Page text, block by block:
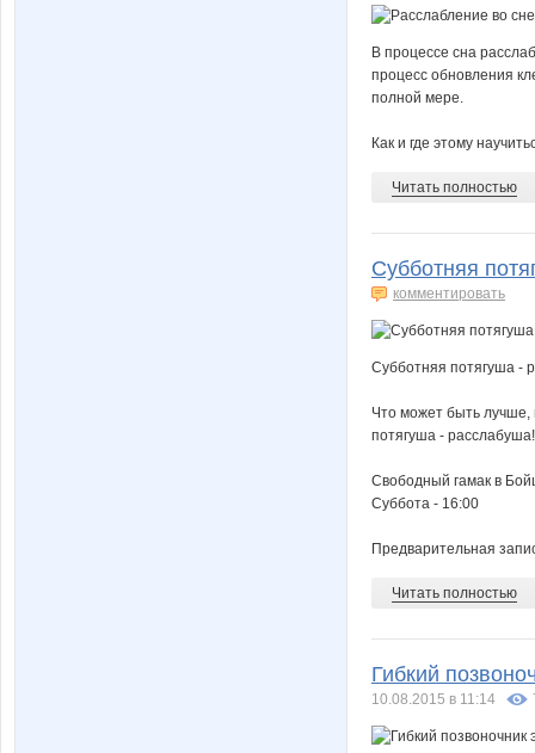
В процессе сна
процесс обновления
полной мере.
Как и где этому
Читать полностью
Субботняя
комментировать
Субботняя потягуша -
Что может быть
потягуша - расслабуша!
Свободный гамак в
Суббота - 16:00
Предварительная
Читать полностью
Гибкий
10.08.2015 в 11:14